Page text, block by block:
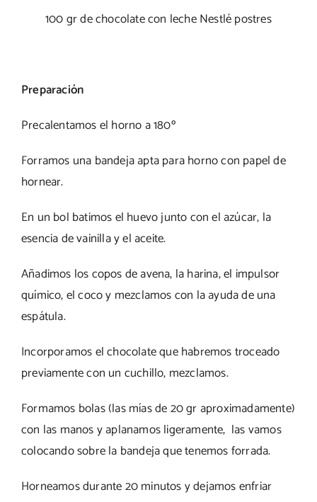
100 gr de chocolate con leche Nestlé postres
Preparación
Precalentamos el horno a 180º
Forramos una bandeja apta para horno con papel de
hornear.
En un bol batimos el huevo junto con el azúcar, la
esencia de vainilla y el aceite.
Añadimos los copos de avena, la harina, el impulsor
químico, el coco y mezclamos con la ayuda de una
espátula.
Incorporamos el chocolate que habremos troceado
previamente con un cuchillo, mezclamos.
Formamos bolas (las mías de 20 gr aproximadamente)
con las manos y aplanamos ligeramente, las vamos
colocando sobre la bandeja que tenemos forrada.
Horneamos durante 20 minutos y dejamos enfriar